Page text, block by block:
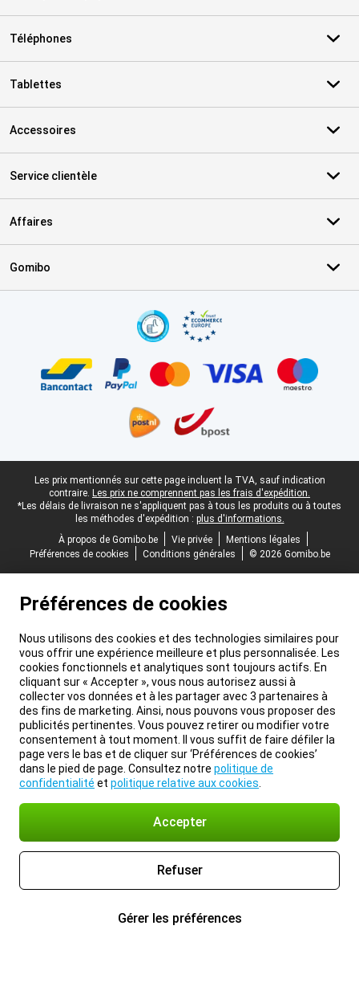
Téléphones
Tablettes
Accessoires
Service clientèle
Affaires
Gomibo
Pied-de-page légal
Les prix mentionnés sur cette page incluent la TVA, sauf indication
contraire. Les prix ne comprennent pas les frais d'expédition.
*Les délais de livraison ne s'appliquent pas à tous les produits ou à toutes
les méthodes d'expédition : plus d'informations.
À propos de Gomibo.be
Vie privée
Mentions légales
Préférences de cookies
Conditions générales © 2026 Gomibo.be
Préférences de cookies
Nous utilisons des cookies et des technologies similaires pour
vous offrir une expérience meilleure et plus personnalisée. Les
cookies fonctionnels et analytiques sont toujours actifs. En
cliquant sur « Accepter », vous nous autorisez aussi à
collecter vos données et à les partager avec 3 partenaires à
des fins de marketing. Ainsi, nous pouvons vous proposer des
publicités pertinentes. Vous pouvez retirer ou modifier votre
consentement à tout moment. Il vous suffit de faire défiler la
page vers le bas et de cliquer sur ‘Préférences de cookies’
dans le pied de page. Consultez notre politique de
confidentialité et politique relative aux cookies
Accepter
Refuser
Gérer les préférences